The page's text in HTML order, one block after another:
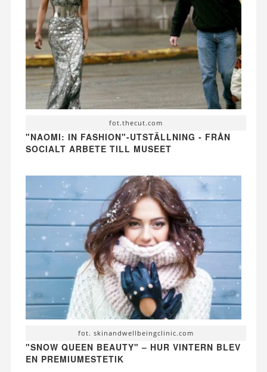
fot.thecut.com
"NAOMI: IN FASHION"-UTSTÄLLNING - FRÅN
SOCIALT ARBETE TILL MUSEET
fot. skinandwellbeingclinic.com
"SNOW QUEEN BEAUTY" – HUR VINTERN BLEV
EN PREMIUMESTETIK